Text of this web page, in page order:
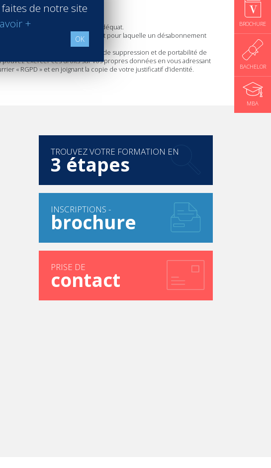
BROCHURE
BACHELOR
MBA
d'assurer un niveau de sécurité adéquat.
d’abonnement à la newsletter, et pour laquelle un désabonnement
droit d’accès, de rectification, de suppression et de portabilité de
exercer ces droits sur vos propres données en vous adressant
« RGPD » et en joignant la copie de votre justificatif d’identité.
TROUVEZ VOTRE FORMATION EN
3 étapes
INSCRIPTIONS -
brochure
PRISE DE
contact
de notre site
+
OK